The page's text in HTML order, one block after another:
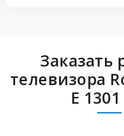
Заказать
телевизора
E 1301